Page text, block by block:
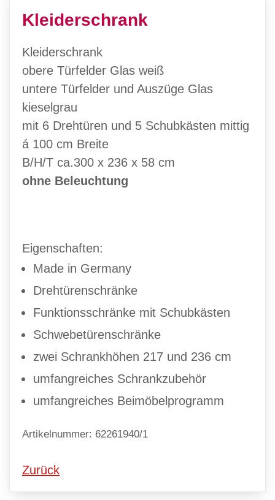
Kleiderschrank
Kleiderschrank
obere Türfelder Glas weiß
untere Türfelder und Auszüge Glas
kieselgrau
mit 6 Drehtüren und 5 Schubkästen mittig
á 100 cm Breite
B/H/T ca.300 x 236 x 58 cm
ohne Beleuchtung
Eigenschaften:
Made in Germany
Drehtürenschränke
Funktionsschränke mit Schubkästen
Schwebetürenschränke
zwei Schrankhöhen 217 und 236 cm
umfangreiches Schrankzubehör
umfangreiches Beimöbelprogramm
Artikelnummer: 62261940/1
Zurück